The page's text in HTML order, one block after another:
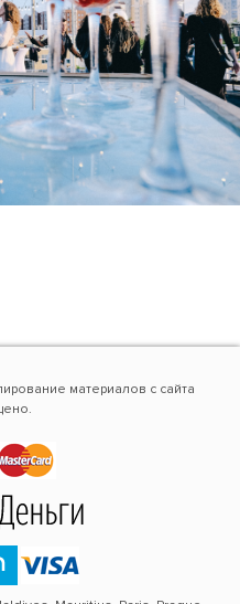
материалов с сайта